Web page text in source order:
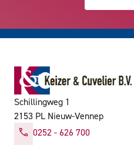
Schillingweg 1
2153 PL Nieuw-Vennep
0252 - 626 700